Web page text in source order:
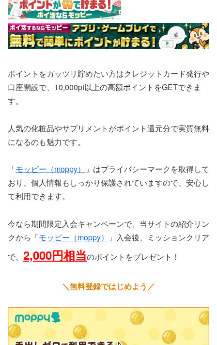
ポイントをガッツリ貯めたい方はクレジットカード発行や
口座開設で、10,000pt以上の高額ポイントをGETできま
す。
人気の化粧品やサプリメントがポイント還元分で実質無料
になるのも魅力です。
「モッピー（moppy）
」はプライバシーマークを取得して
おり、個人情報もしっかり保護されていますので、安心し
て利用できます。
今なら期間限定入会キャンペーンで、当サイトの紹介リン
クから「モッピー（moppy）
」入会後、ミッションクリア
で、 2,000円相当のポイントをプレゼント！
＼無料登録ではじめよう／